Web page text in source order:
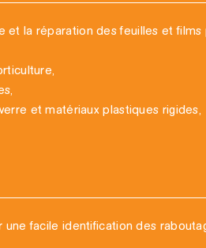
et la réparation des feuilles et films
et matériaux plastiques rigides,
facile identification des